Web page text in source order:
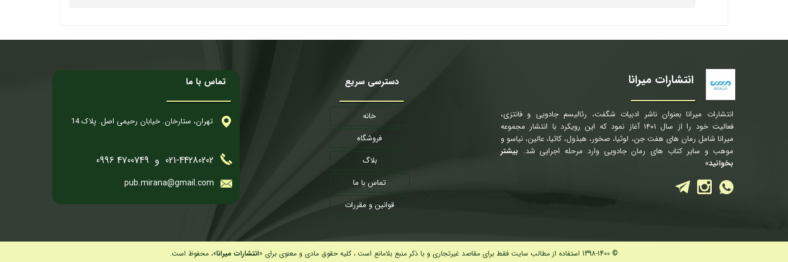
انتشارات میرانا
انتشارات میرانا بعنوان ناشر ادبیات شگفت، رئالیسم جادویی و فانتزی،
فعالیت خود را از سال ۱۴۰۱ آغاز نمود که این رویکرد با انتشار مجموعه
میرانا شامل رمان های هفت جن، لوثیا، صخور، هبذول، کاثیا، عالین، نیاسو و
موهب و سایر کتاب های رمان جادویی وارد مرحله اجرایی شد. بیشتر
بخوانید»
دسترسی سریع
خانه
فروشگاه
بلاگ
تماس با ما
قوانین و مقررات
© 1398-1400 استفاده از مطالب سایت فقط برای مقاصد غیرتجاری و با ذکر منبع بلامانع است ، کلیه حقوق مادی و معنوی برای « انتشارات میرانا»، محفوظ است.
تماس با ما
تهران، ستارخان. خیابان رحیمی اصل. پلاک 14
021-44280202 و 4700749 0996
pub.mirana@gmail.com